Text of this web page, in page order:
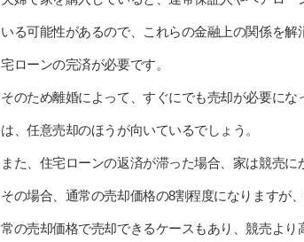
いる可能性があるので、これらの金融上の関係を解
宅ローンの完済が必要です。
そのため離婚によって、すぐにでも売却が必要にな
は、任意売却のほうが向いているでしょう。
また、住宅ローンの返済が滞った場合、家は競売に
その場合、通常の売却価格の8割程度になりますが
常の売却価格で売却できるケースもあり、競売より